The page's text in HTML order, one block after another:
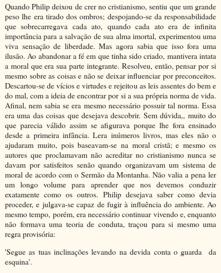
Quando Philip deixou de crer no cristianismo, sentiu que um grande
peso lhe era tirado dos ombros; despojando-se da responsabilidade
que sobrecarregava cada ato, quando cada ato era de infinita
importância para a salvação de sua alma imortal, experimentou uma
viva sensação de liberdade. Mas agora sabia que isso fora uma
ilusão. Ao abandonar a fé em que tinha sido criado, mantivera intata
a moral que era sua parte integrante. Resolveu, então, pensar por si
mesmo sobre as coisas e não se deixar influenciar por preconceitos.
Descartou-se de vícios e virtudes e rejeitou as leis assentes do bem e
do mal, com a ideia de encontrar por si a sua própria norma de vida.
Afinal, nem sabia se era mesmo necessário possuir tal norma. Essa
era uma das coisas que desejava descobrir. Sem dúvida,, muito do
que parecia válido assim se afigurava porque lhe fora ensinado
desde a primeira infância. Lera inúmeros livros, mas eles não o
ajudaram muito, pois baseavam-se na moral cristã; e mesmo os
autores que proclamavam não acreditar no cristianismo nunca se
davam por satisfeitos senão quando organizavam um sistema de
moral de acordo com o Sermão da Montanha. Não valia a pena ler
um longo volume para aprender que nos devemos conduzir
exatamente como os outros. Philip desejava saber como devia
proceder, e julgava-se capaz de fugir à influência do ambiente. Ao
mesmo tempo, porém, era necessário continuar vivendo e, enquanto
não formava uma teoria de conduta, traçou para si mesmo uma
regra provisória:
'Segue as tuas inclinações levando na devida conta o guarda da
esquina'.